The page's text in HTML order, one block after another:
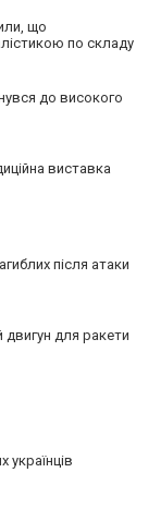
що
по складу
до високого
виставка
після атаки
двигун для ракети